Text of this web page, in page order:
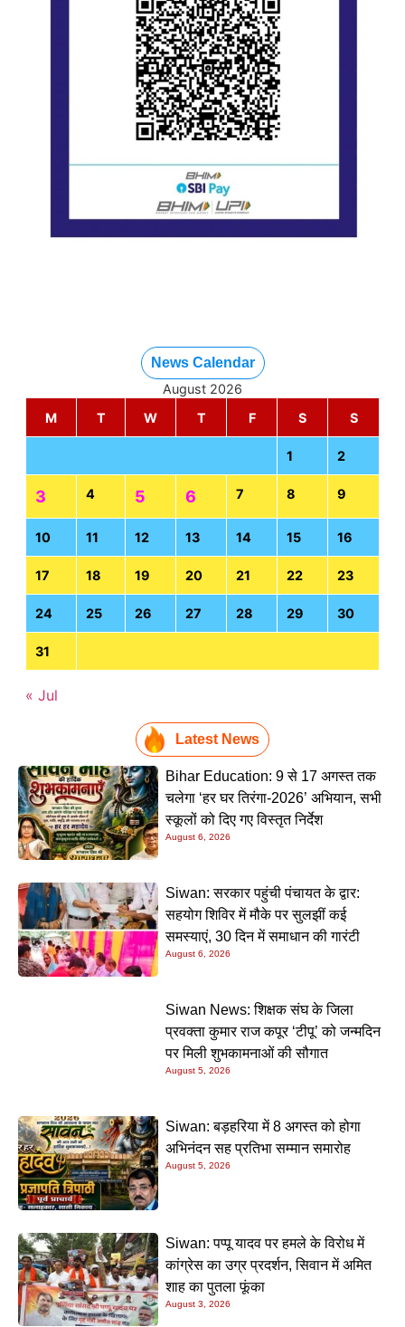
News Calendar
August 2026
M
T W T F S S
1 2
3 4 5 6 7 8 9
10 11 12 13 14 15 16
17 18 19 20 21 22 23
24 25 26 27 28 29 30
31
« Jul
Latest News
Bihar Education: 9 से 17 अगस्त तक
चलेगा ‘हर घर तिरंगा-2026’ अभियान, सभी
स्कूलों को दिए गए विस्तृत निर्देश
August 6, 2026
Siwan: सरकार पहुंची पंचायत के द्वार:
सहयोग शिविर में मौके पर सुलझीं कई
समस्याएं, 30 दिन में समाधान की गारंटी
August 6, 2026
Siwan News: शिक्षक संघ के जिला
प्रवक्ता कुमार राज कपूर ‘टीपू’ को जन्मदिन
पर मिली शुभकामनाओं की सौगात
August 5, 2026
Siwan: बड़हरिया में 8 अगस्त को होगा
अभिनंदन सह प्रतिभा सम्मान समारोह
August 5, 2026
Siwan: पप्पू यादव पर हमले के विरोध में
कांग्रेस का उग्र प्रदर्शन, सिवान में अमित
शाह का पुतला फूंका
August 3, 2026